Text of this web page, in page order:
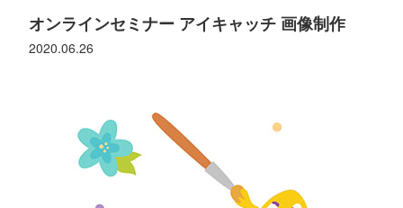
2020.06.26
オンラインセミナー アイキャッチ 画像制作